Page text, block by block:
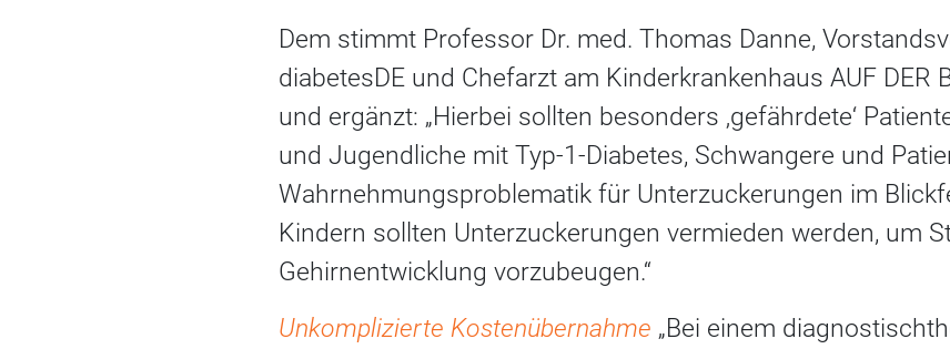
Dem stimmt Professor Dr. med. Thomas Danne,
diabetesDE und Chefarzt am Kinderkrankenhaus AUF DER
und ergänzt: „Hierbei sollten besonders ‚gefährdete‘
und Jugendliche mit Typ-1-Diabetes, Schwangere und
Wahrnehmungsproblematik für Unterzuckerungen im
Kindern sollten Unterzuckerungen vermieden werden, um
Gehirnentwicklung vorzubeugen.“
Unkomplizierte Kostenübernahme „Bei einem